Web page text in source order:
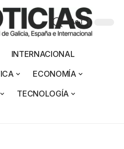
Aa
INTERNACIONAL
ECONOMÍA
TECNOLOGÍA